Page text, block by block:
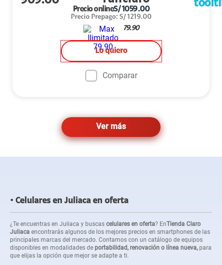
Precio onlineS/1059.00
Precio Prepago: S/ 1219.00
79.90
Lo quiero
Comparar
Ver más
Celulares en Juliaca en oferta
¿Te encuentras en Juliaca y buscas celulares en oferta? EnTienda Claro
Juliaca encontrarás algunos de los mejores precios en smartphones de las
principales marcas del mercado. Contamos con un catálogo de equipos
disponibles en modalidades de portabilidad, renovación o línea nueva,para
que elijas la opción que mejor se adapte a ti.